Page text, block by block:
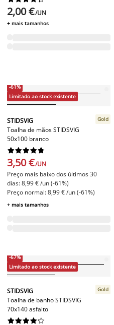
2,00 €/UN
+ mais tamanhos
-61%
Limitado ao stock existente
STIDSVIG
Toalha de mãos STIDSVIG
50x100 branco
Gold






3,50 €/UN
Preço mais baixo dos últimos 30
dias: 8,99 € /un (-61%)
Preço normal: 8,99 € /un (-61%)
+ mais tamanhos
-67%
Limitado ao stock existente
STIDSVIG
Toalha de banho STIDSVIG
70x140 asfalto
Gold





